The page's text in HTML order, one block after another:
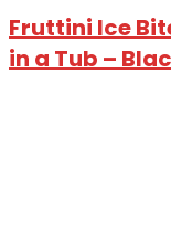
Fruttini Ice
in a Tub –